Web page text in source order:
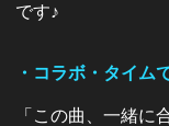
です♪
・コラボ・タイム
「この曲、一緒に